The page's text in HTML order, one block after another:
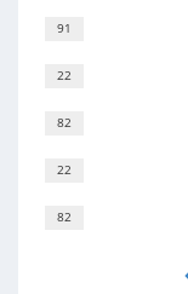
91
22
82
22
82